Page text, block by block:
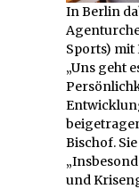
In Berlin
Sports) mit
„Uns geht
Bischof.
und